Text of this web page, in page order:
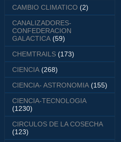
CAMBIO CLIMATICO (2)
CANALIZADORES-
CONFEDERACION
GALACTICA (59)
CHEMTRAILS (173)
CIENCIA (268)
CIENCIA- ASTRONOMIA (155)
CIENCIA-TECNOLOGIA
(1230)
CIRCULOS DE LA COSECHA
(123)